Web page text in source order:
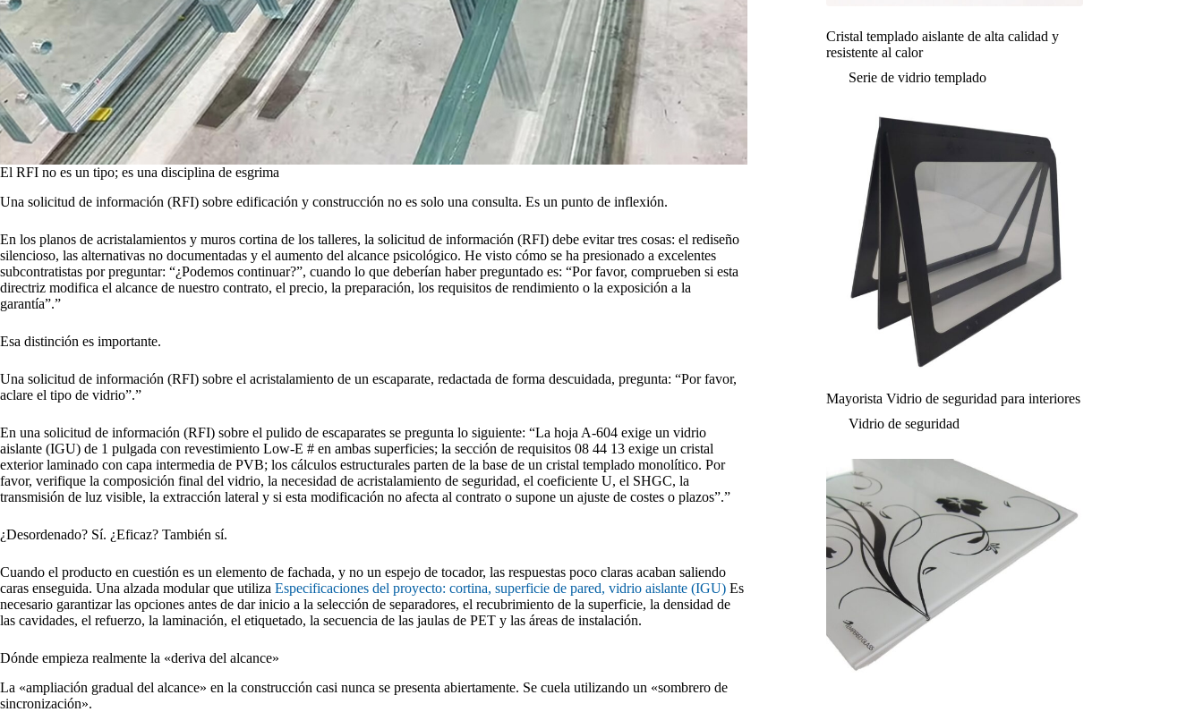
El RFI no es un tipo; es una disciplina de esgrima
Una solicitud de información (RFI) sobre edificación y construcción no es solo una consulta. Es un punto de inflexión.
En los planos de acristalamientos y muros cortina de los talleres, la solicitud de información (RFI) debe evitar tres cosas: el rediseño
silencioso, las alternativas no documentadas y el aumento del alcance psicológico. He visto cómo se ha presionado a excelentes
subcontratistas por preguntar: “¿Podemos continuar?”, cuando lo que deberían haber preguntado es: “Por favor, comprueben si esta
directriz modifica el alcance de nuestro contrato, el precio, la preparación, los requisitos de rendimiento o la exposición a la
garantía”.”
Esa distinción es importante.
Una solicitud de información (RFI) sobre el acristalamiento de un escaparate, redactada de forma descuidada, pregunta: “Por favor,
aclare el tipo de vidrio”.”
En una solicitud de información (RFI) sobre el pulido de escaparates se pregunta lo siguiente: “La hoja A-604 exige un vidrio
aislante (IGU) de 1 pulgada con revestimiento Low-E # en ambas superficies; la sección de requisitos 08 44 13 exige un cristal
exterior laminado con capa intermedia de PVB; los cálculos estructurales parten de la base de un cristal templado monolítico. Por
favor, verifique la composición final del vidrio, la necesidad de acristalamiento de seguridad, el coeficiente U, el SHGC, la
transmisión de luz visible, la extracción lateral y si esta modificación no afecta al contrato o supone un ajuste de costes o plazos”.”
¿Desordenado? Sí. ¿Eficaz? También sí.
Cuando el producto en cuestión es un elemento de fachada, y no un espejo de tocador, las respuestas poco claras acaban saliendo
caras enseguida. Una alzada modular que utiliza Especificaciones del proyecto: cortina, superficie de pared, vidrio aislante (IGU) Es
necesario garantizar las opciones antes de dar inicio a la selección de separadores, el recubrimiento de la superficie, la densidad de
las cavidades, el refuerzo, la laminación, el etiquetado, la secuencia de las jaulas de PET y las áreas de instalación.
Dónde empieza realmente la «deriva del alcance»
La «ampliación gradual del alcance» en la construcción casi nunca se presenta abiertamente. Se cuela utilizando un «sombrero de
sincronización».
Cristal templado aislante de alta calidad y
resistente al calor
Serie de vidrio templado
Mayorista Vidrio de seguridad para interiores
Vidrio de seguridad